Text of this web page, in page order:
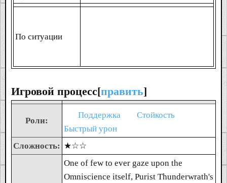
По ситуации
Игровой процесс[править]
Роли:
Поддержка
Стойкость
Быстрый урон
Сложность: ★☆☆
One of few to ever gaze upon the
Omniscience itself, Purist Thunderwrath's